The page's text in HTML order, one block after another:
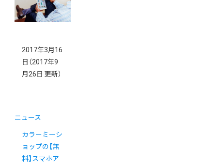
2017年3月16
日 （2017年9
月26日 更新）
ニュース
カラーミーシ
ョップの【無
料】スマホア